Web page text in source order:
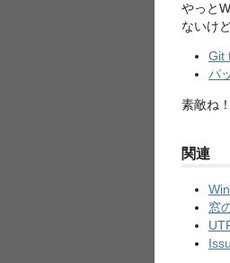
やっと
ないけ
Git
パ
素敵ね！
関連
窓